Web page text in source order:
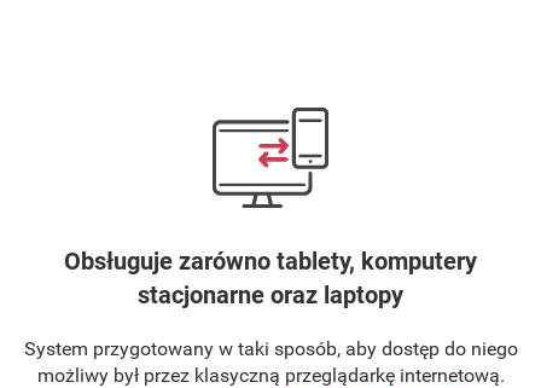
Obsługuje zarówno tablety, komputery
stacjonarne oraz laptopy
System przygotowany w taki sposób, aby dostęp do niego
możliwy był przez klasyczną przeglądarkę internetową.